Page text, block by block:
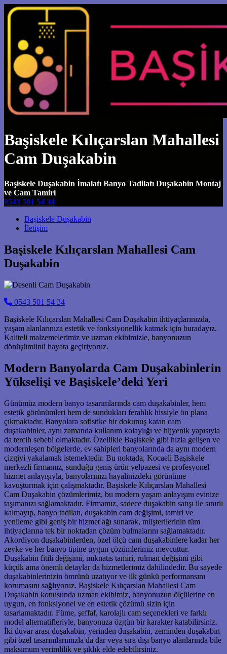
Başiskele Kılıçarslan Mahallesi
Cam Duşakabin
Başiskele Duşakabin İmalatı Banyo Tadilatı Duşakabin Montaj
ve Cam Tamiri
0543 501 54 34
Main Navigation
Başiskele Duşakabin
İletişim
Başiskele Kılıçarslan Mahallesi Cam
Duşakabin
0543 501 54 34
Başiskele Kılıçarslan Mahallesi Cam Duşakabin ihtiyaçlarınızda,
yaşam alanlarınıza estetik ve fonksiyonellik katmak için buradayız.
Kaliteli malzemelerimiz ve uzman ekibimizle, banyonuzun
dönüşümünü hayata geçiriyoruz.
Modern Banyolarda Cam Duşakabinlerin
Yükselişi ve Başiskele’deki Yeri
Günümüz modern banyo tasarımlarında cam duşakabinler, hem
estetik görünümleri hem de sundukları ferahlık hissiyle ön plana
çıkmaktadır. Banyolara sofistike bir dokunuş katan cam
duşakabinler, aynı zamanda kullanım kolaylığı ve hijyenik yapısıyla
da tercih sebebi olmaktadır. Özellikle Başiskele gibi hızla gelişen ve
modernleşen bölgelerde, ev sahipleri banyolarında da aynı modern
çizgiyi yakalamak istemektedir. Bu noktada, Kocaeli Başiskele
merkezli firmamız, sunduğu geniş ürün yelpazesi ve profesyonel
hizmet anlayışıyla, banyolarınızı hayalinizdeki görünüme
kavuşturmak için çalışmaktadır. Başiskele Kılıçarslan Mahallesi
Cam Duşakabin çözümlerimiz, bu modern yaşam anlayışını evinize
taşımanızı sağlamaktadır. Firmamız, sadece duşakabin satışı ile sınırlı
kalmayıp, banyo tadilatı, duşakabin cam değişimi, tamiri ve
yenileme gibi geniş bir hizmet ağı sunarak, müşterilerinin tüm
ihtiyaçlarına tek bir noktadan çözüm bulmalarını sağlamaktadır.
Akordiyon duşakabinlerden, özel ölçü cam duşakabinlere kadar her
zevke ve her banyo tipine uygun çözümlerimiz mevcuttur.
Duşakabin fitili değişimi, mıknatıs tamiri, rulman değişimi gibi
küçük ama önemli detaylar da hizmetlerimiz dahilindedir. Bu sayede
duşakabinlerinizin ömrünü uzatıyor ve ilk günkü performansını
korumasını sağlıyoruz. Başiskele Kılıçarslan Mahallesi Cam
Duşakabin konusunda uzman ekibimiz, banyonuzun ölçülerine en
uygun, en fonksiyonel ve en estetik çözümü sizin için
tasarlamaktadır. Füme, şeffaf, karolajlı cam seçenekleri ve farklı
model alternatifleriyle, banyonuza özgün bir karakter katabilirsiniz.
İki duvar arası duşakabin, yerinden duşakabin, zeminden duşakabin
gibi özel tasarımlarımızla da dar veya sıra dışı banyo alanlarında bile
maksimum verimlilik ve şıklık elde edebilirsiniz.